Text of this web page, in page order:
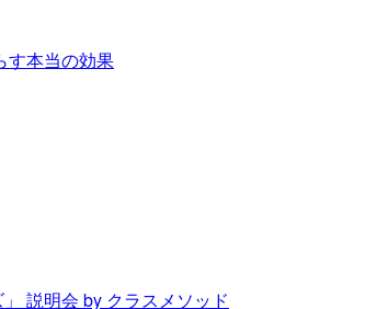
す本当の効果
説明会 by クラスメソッド